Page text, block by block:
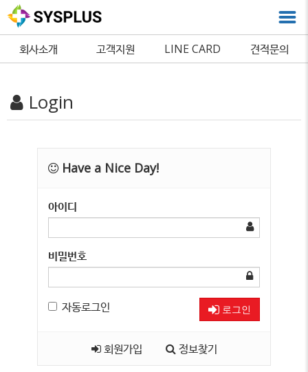
회사소개 고객지원 LINE CARD 견적문의
Login
Have a Nice Day!
아이디
비밀번호
자동로그인 로그인
회원가입 정보찾기